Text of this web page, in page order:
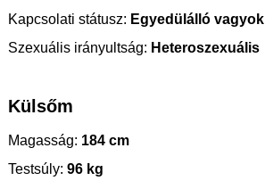
Kapcsolati státusz: Egyedülálló vagyok
Szexuális irányultság: Heteroszexuális
Külsőm
Magasság: 184 cm
Testsúly: 96 kg